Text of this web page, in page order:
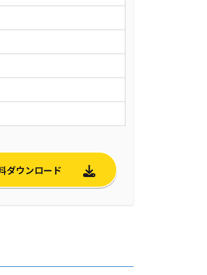
ダウンロード